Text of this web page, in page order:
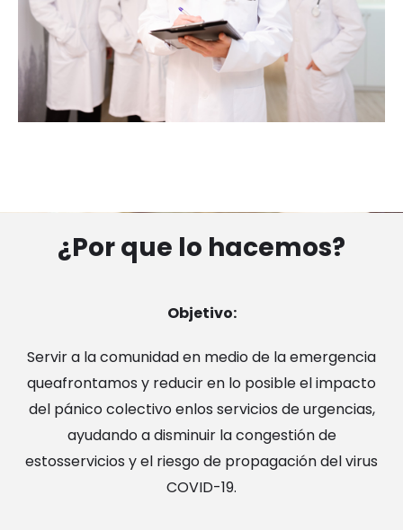
¿Por que lo hacemos?
Objetivo:
Servir a la comunidad en medio de la emergencia
queafrontamos y reducir en lo posible el impacto
del pánico colectivo enlos servicios de urgencias,
ayudando a disminuir la congestión de
estosservicios y el riesgo de propagación del virus
COVID-19.